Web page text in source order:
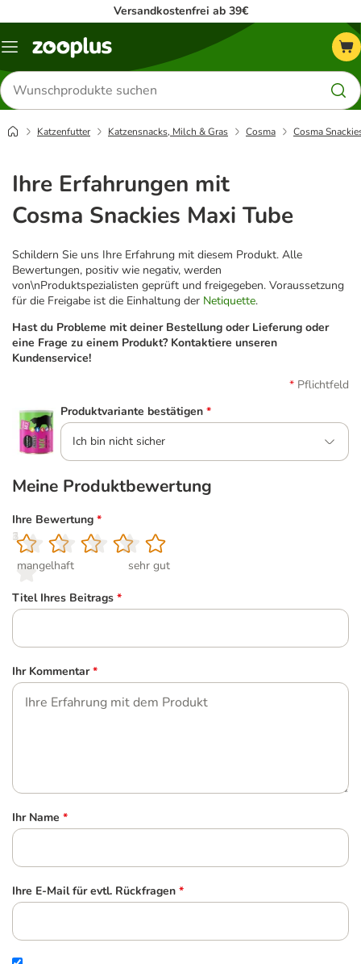
Versandkostenfrei ab 39€
Menü
Produkte
suchen
Katzenfutter Katzensnacks, Milch & Gras Cosma Cosma
Ihre Erfahrungen mit
Cosma Snackies Maxi Tube
Schildern Sie uns Ihre Erfahrung mit diesem Produkt. Alle
Bewertungen, positiv wie negativ, werden
von\nProduktspezialisten geprüft und freigegeben. Voraussetzung
für die Freigabe ist die Einhaltung der Netiquette.
Hast du Probleme mit deiner Bestellung oder Lieferung oder
eine Frage zu einem Produkt? Kontaktiere unseren
Kundenservice!
Pflichtfeld
Produktvariante bestätigen *
Ich bin nicht sicher
Meine Produktbewertung
Ihre Bewertung *
1
mangelhaft
2
3
4
5
sehr gut
Titel Ihres Beitrags *
Ihr Kommentar *
Ihr Name *
Ihre E-Mail für evtl. Rückfragen *